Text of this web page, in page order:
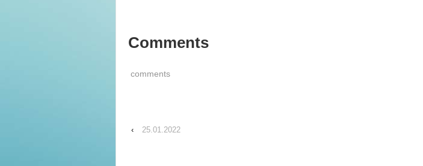
Comments
comments
‹ 25.01.2022